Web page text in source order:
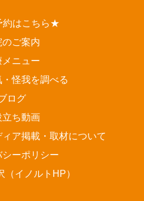
はこちら★
のご案内
メニュー
怪我を調べる
ログ
立ち動画
ア掲載・取材について
シーポリシー
（イノルトHP）